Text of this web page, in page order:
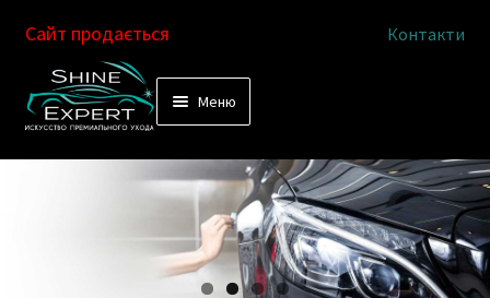
Перейти
к
Перейти
к
Сайт продається Контакти
Меню
Выездная автомойка
Химчистка салона